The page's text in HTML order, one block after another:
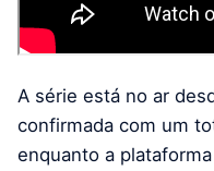
A série está no ar
confirmada com um
enquanto a plataforma